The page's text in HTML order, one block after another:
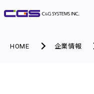
HOME 企業情報